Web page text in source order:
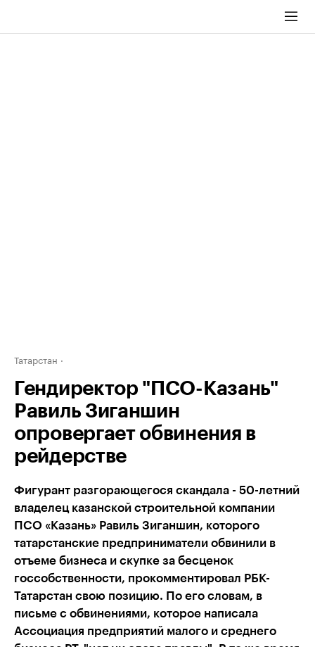
Татарстан
Гендиректор "ПСО-Казань"
Равиль Зиганшин
опровергает обвинения в
рейдерстве
Фигурант разгорающегося скандала - 50-летний
владелец казанской строительной компании
ПСО «Казань» Равиль Зиганшин, которого
татарстанские предприниматели обвинили в
отъеме бизнеса и скупке за бесценок
госсобственности, прокомментировал РБК-
Татарстан свою позицию. По его словам, в
письме с обвинениями, которое написала
Ассоциация предприятий малого и среднего